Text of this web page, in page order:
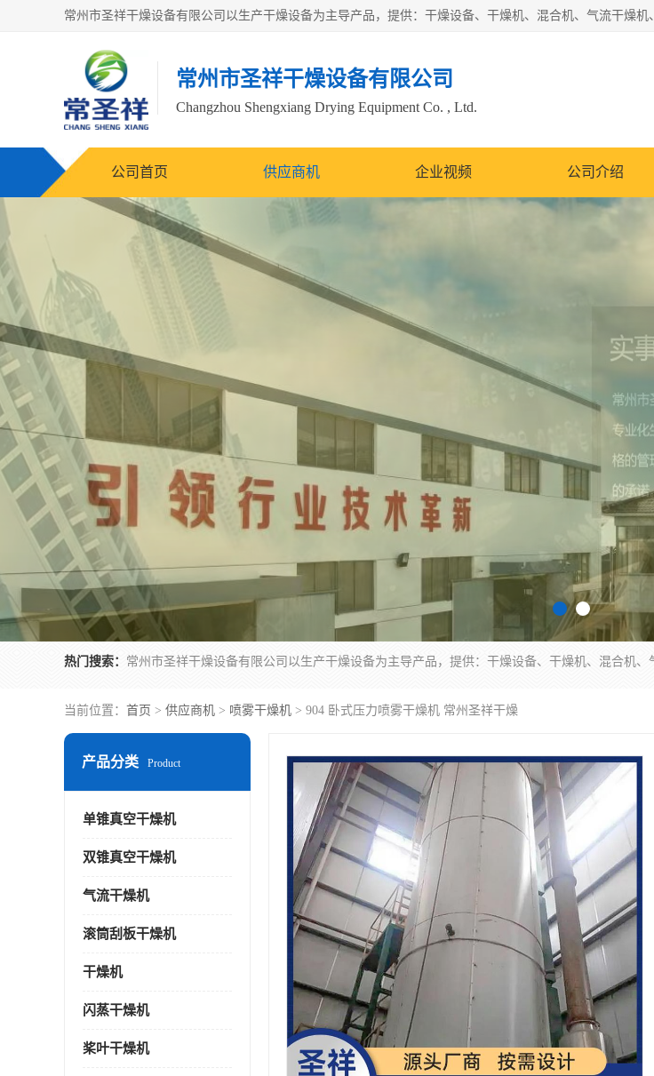
常州市圣祥干燥设备有限公司
Changzhou Shengxiang Drying Equipment Co. , Ltd.
公司首页 供应商机 企业视频 公司介绍
热门搜索：
当前位置： 首页 > 供应商机 > 喷雾干燥机 > 904 卧式压力喷雾干燥机 常州圣祥干燥
产品分类 Product
单锥真空干燥机
双锥真空干燥机
气流干燥机
滚筒刮板干燥机
干燥机
闪蒸干燥机
桨叶干燥机